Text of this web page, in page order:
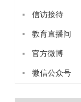
信访接待
教育直播间
官方微博
微信公众号